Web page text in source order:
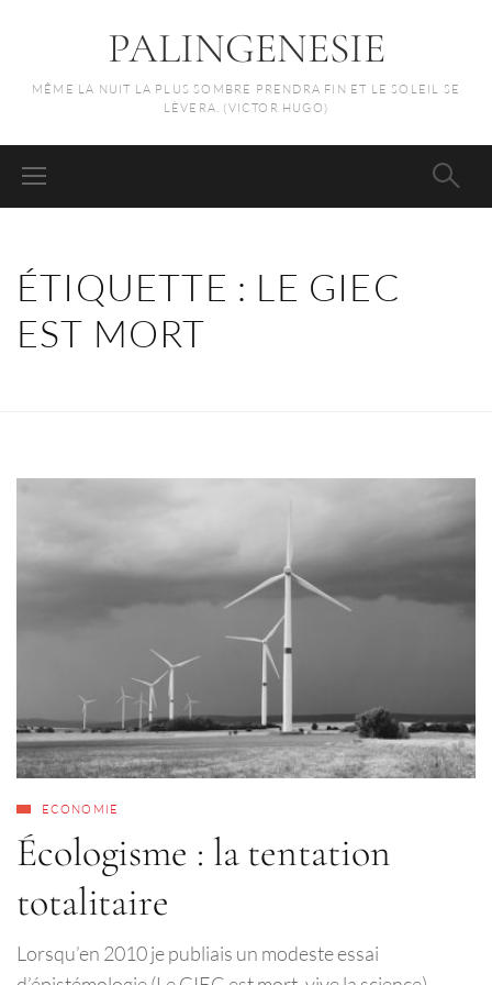
PALINGENESIE
MÊME LA NUIT LA PLUS SOMBRE PRENDRA FIN ET LE SOLEIL SE
LÈVERA. (VICTOR HUGO)
ÉTIQUETTE : LE GIEC
EST MORT
ECONOMIE
Écologisme : la tentation
totalitaire
Lorsqu’en 2010 je publiais un modeste essai